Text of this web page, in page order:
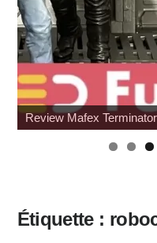
Review Mafex
Étiquette :